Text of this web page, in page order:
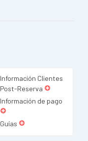
Información Clientes
Post-Reserva
Información de pago
Guías